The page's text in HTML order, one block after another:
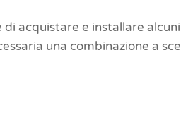
di acquistare e installare
una combinazione a